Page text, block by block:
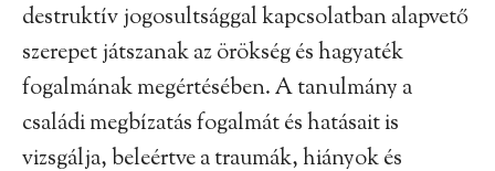
destruktív jogosultsággal kapcsolatban alapvető
szerepet játszanak az örökség és hagyaték
fogalmának megértésében. A tanulmány a
családi megbízatás fogalmát és hatásait is
vizsgálja, beleértve a traumák, hiányok és